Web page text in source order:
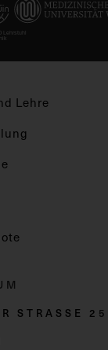
Lehre
STRASSE 2 5